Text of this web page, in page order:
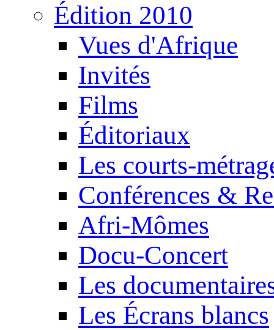
Édition 2010
Vues d'Afrique
Invités
Films
Éditoriaux
Les courts-
Conférences &
Afri-Mômes
Docu-Concert
Les
Les Écrans blancs